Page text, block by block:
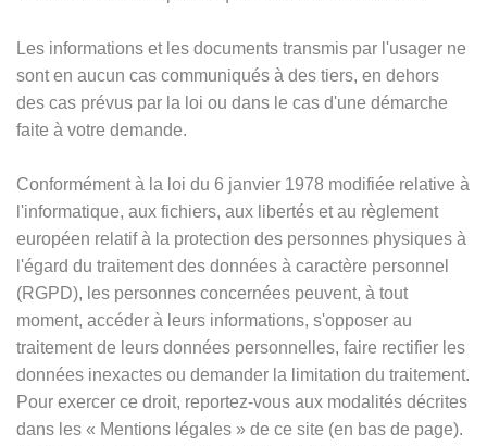
Les informations et les documents transmis par l'usager ne
sont en aucun cas communiqués à des tiers, en dehors
des cas prévus par la loi ou dans le cas d'une démarche
faite à votre demande.
Conformément à la loi du 6 janvier 1978 modifiée relative à
l'informatique, aux fichiers, aux libertés et au règlement
européen relatif à la protection des personnes physiques à
l'égard du traitement des données à caractère personnel
(RGPD), les personnes concernées peuvent, à tout
moment, accéder à leurs informations, s'opposer au
traitement de leurs données personnelles, faire rectifier les
données inexactes ou demander la limitation du traitement.
Pour exercer ce droit, reportez-vous aux modalités décrites
dans les « Mentions légales » de ce site (en bas de page).